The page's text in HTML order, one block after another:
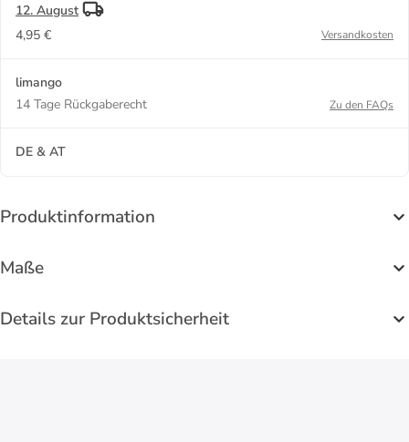
12. August
4,95 €
Versandkosten
limango
14 Tage Rückgaberecht
Zu den FAQs
DE & AT
Produktinformation
Maße
Details zur Produktsicherheit